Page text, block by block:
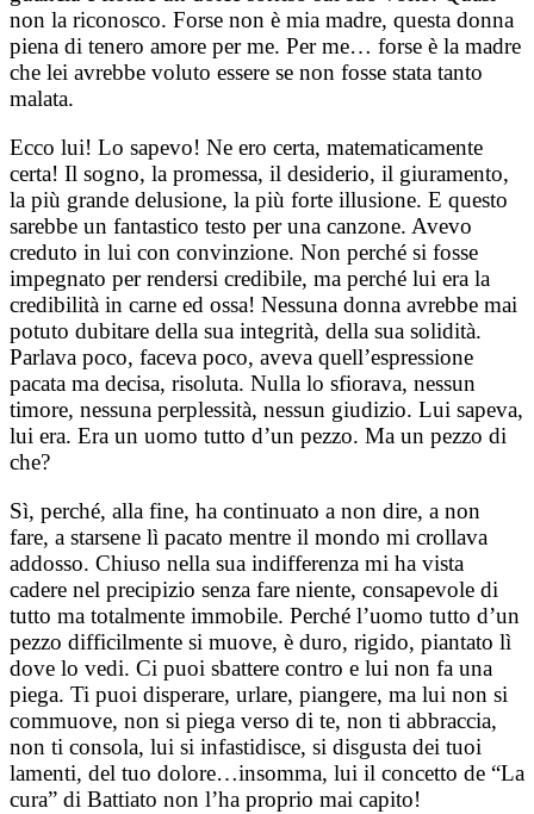
non la riconosco. Forse non è mia madre, questa donna
piena di tenero amore per me. Per me… forse è la madre
che lei avrebbe voluto essere se non fosse stata tanto
malata.
Ecco lui! Lo sapevo! Ne ero certa, matematicamente
certa! Il sogno, la promessa, il desiderio, il giuramento,
la più grande delusione, la più forte illusione. E questo
sarebbe un fantastico testo per una canzone. Avevo
creduto in lui con convinzione. Non perché si fosse
impegnato per rendersi credibile, ma perché lui era la
credibilità in carne ed ossa! Nessuna donna avrebbe mai
potuto dubitare della sua integrità, della sua solidità.
Parlava poco, faceva poco, aveva quell’espressione
pacata ma decisa, risoluta. Nulla lo sfiorava, nessun
timore, nessuna perplessità, nessun giudizio. Lui sapeva,
lui era. Era un uomo tutto d’un pezzo. Ma un pezzo di
che?
Sì, perché, alla fine, ha continuato a non dire, a non
fare, a starsene lì pacato mentre il mondo mi crollava
addosso. Chiuso nella sua indifferenza mi ha vista
cadere nel precipizio senza fare niente, consapevole di
tutto ma totalmente immobile. Perché l’uomo tutto d’un
pezzo difficilmente si muove, è duro, rigido, piantato lì
dove lo vedi. Ci puoi sbattere contro e lui non fa una
piega. Ti puoi disperare, urlare, piangere, ma lui non si
commuove, non si piega verso di te, non ti abbraccia,
non ti consola, lui si infastidisce, si disgusta dei tuoi
lamenti, del tuo dolore…insomma, lui il concetto de “La
cura” di Battiato non l’ha proprio mai capito!